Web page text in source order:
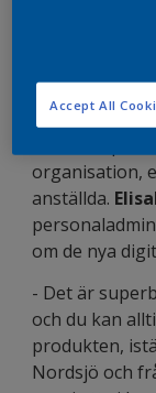
Leif
familjeföretag
organisation,
anställda.
om de nya
- Det är
och du kan
produkten,
Nordsjö och
Accept All